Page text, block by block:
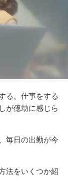
る。仕事をする
が億劫に感じら
毎日の出勤が今
法をいくつか紹